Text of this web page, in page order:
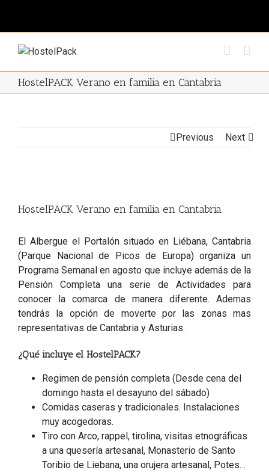
HostelPACK Verano en familia en Cantabria
Previous Next
Larger
HostelPACK Verano en familia en Cantabria
El Albergue el Portalón situado en Liébana, Cantabria
(Parque Nacional de Picos de Europa) organiza un
Programa Semanal en agosto que incluye además de la
Pensión Completa una serie de Actividades para
conocer la comarca de manera diferente. Ademas
tendrás la opción de moverte por las zonas mas
representativas de Cantabria y Asturias.
¿Qué incluye el HostelPACK?
Regimen de pensión completa (Desde cena del
domingo hasta el desayuno del sábado)
Comidas caseras y tradicionales. Instalaciones
muy acogedoras.
Tiro con Arco, rappel, tirolina, visitas etnográficas
a una quesería artesanal, Monasterio de Santo
Toribio de Liebana, una orujera artesanal, Potes…